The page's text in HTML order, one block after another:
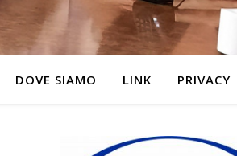
DOVE SIAMO LINK PRIVACY